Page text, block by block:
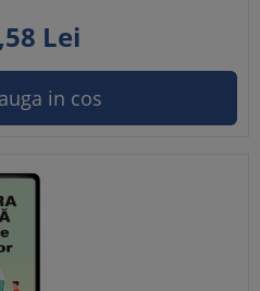
58 Lei
in cos